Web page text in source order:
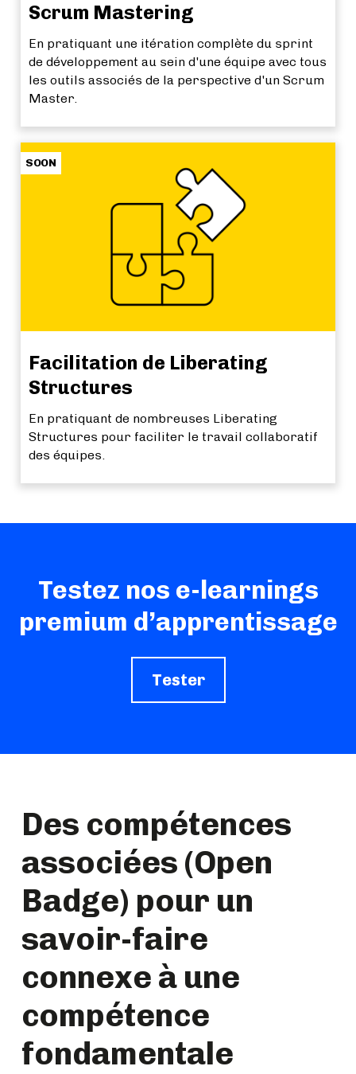
Scrum Mastering
En pratiquant une itération complète du sprint
de développement au sein d'une équipe avec tous
les outils associés de la perspective d'un Scrum
Master.
SOON
Facilitation de Liberating
Structures
En pratiquant de nombreuses Liberating
Structures pour faciliter le travail collaboratif
des équipes.
Testez nos e-learnings
premium d’apprentissage
Tester
Des compétences
associées (Open
Badge) pour un
savoir-faire
connexe à une
compétence
fondamentale